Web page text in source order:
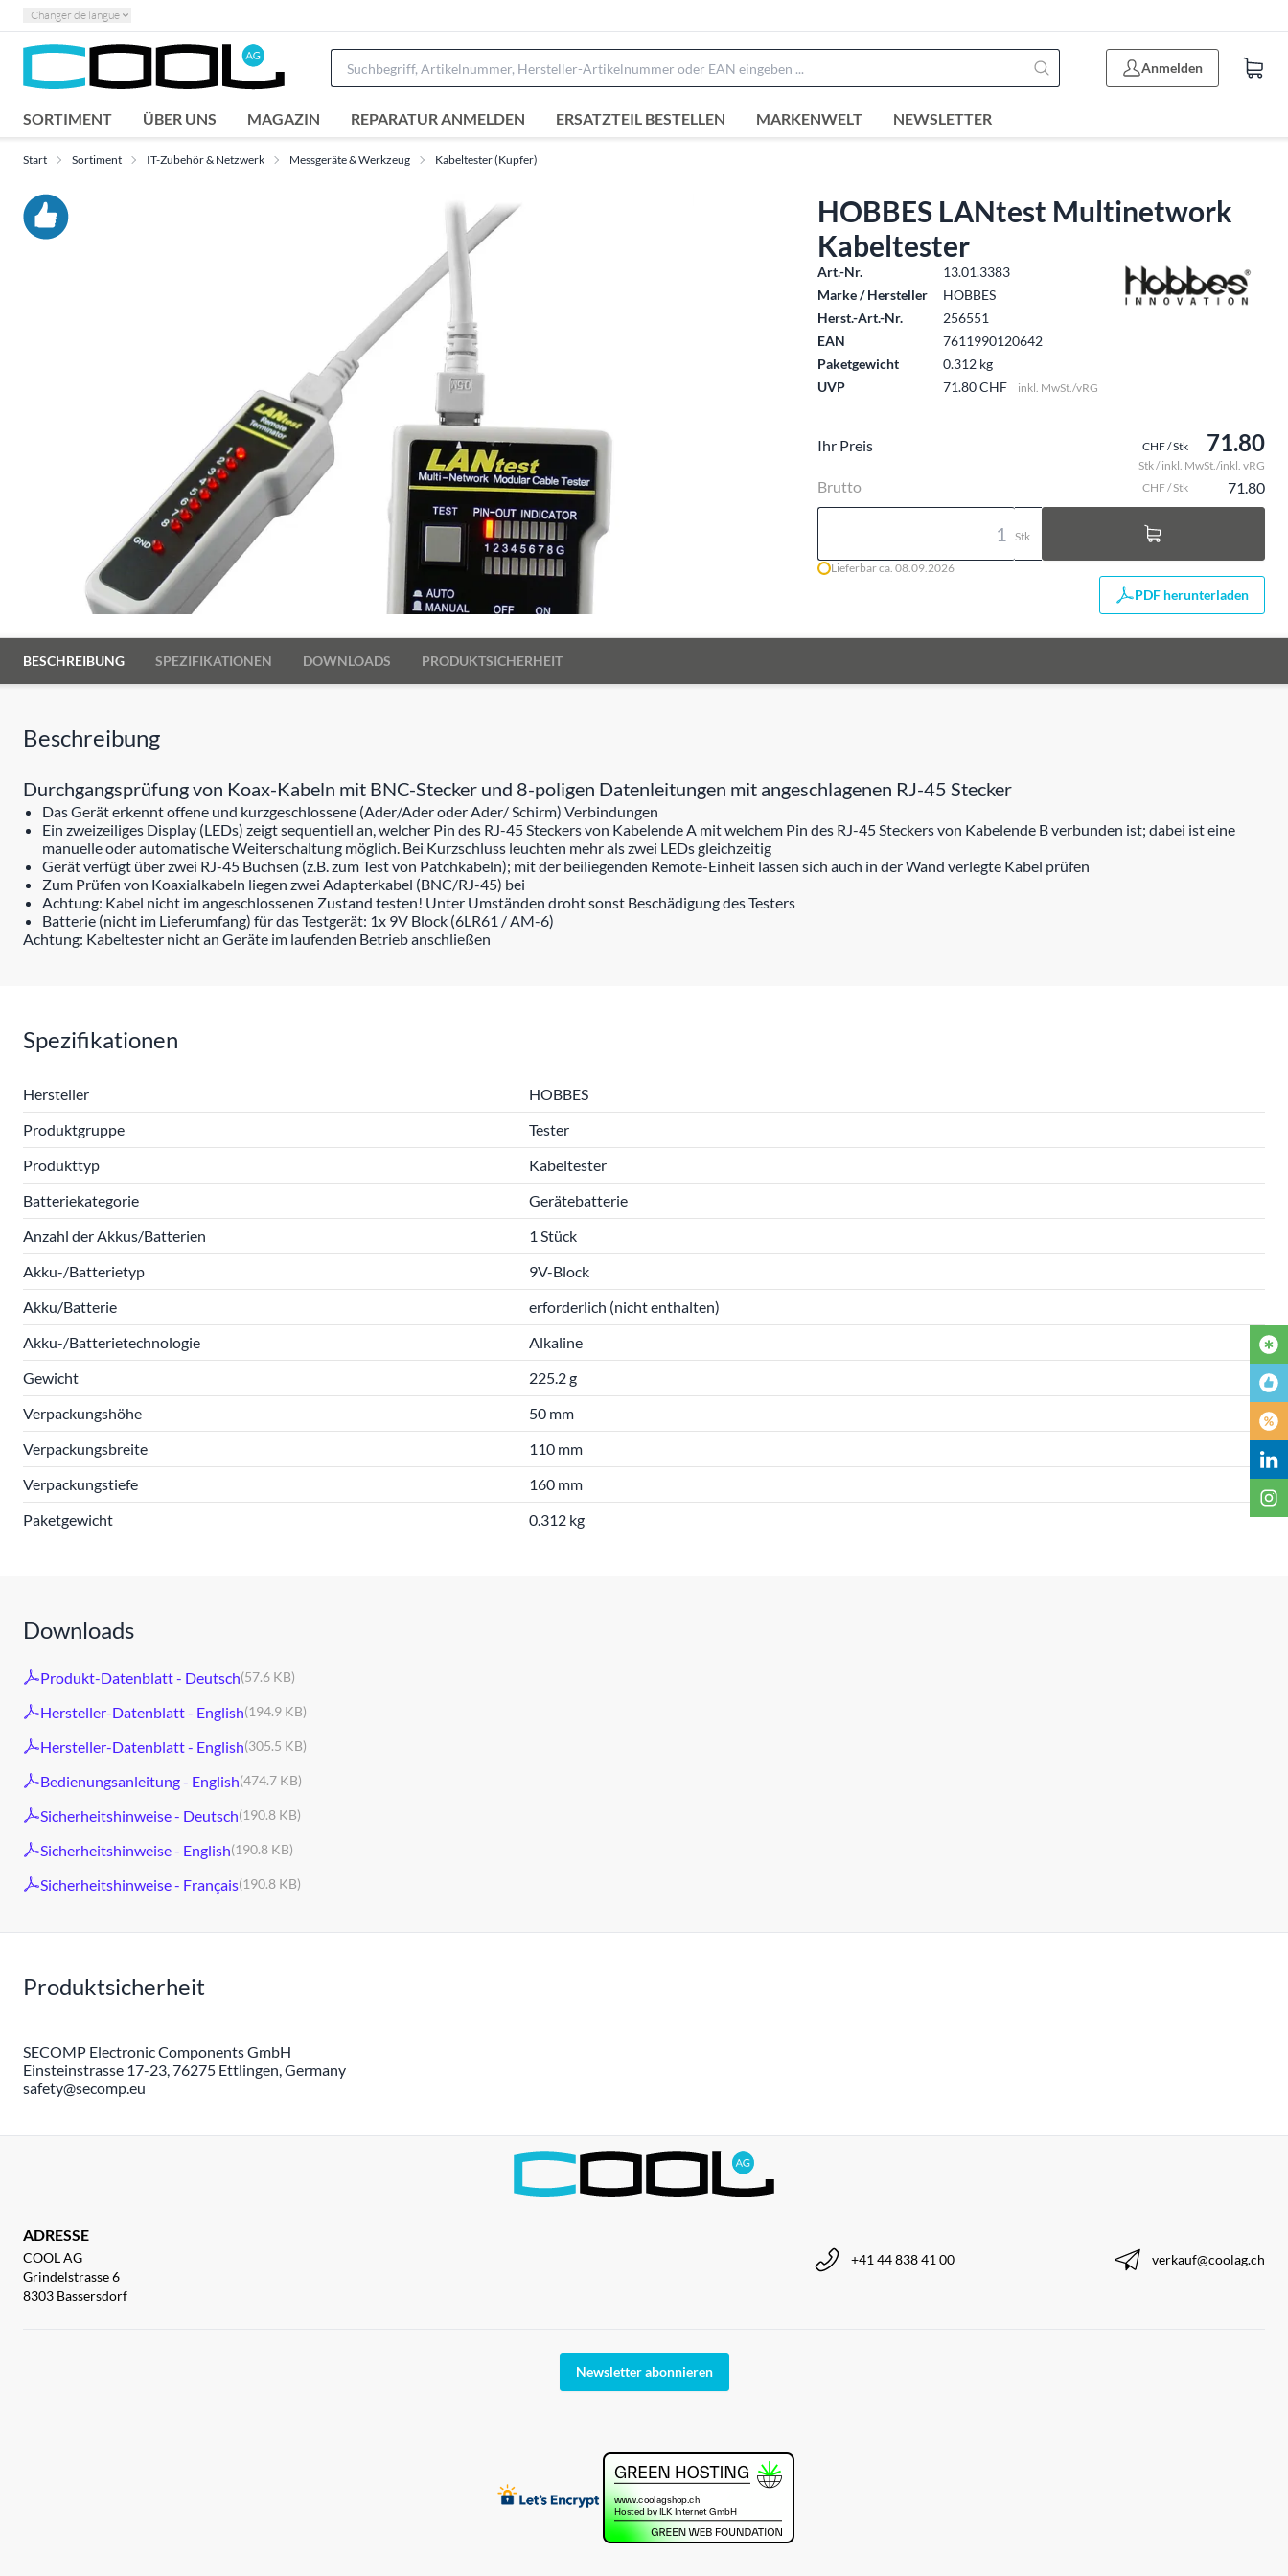
Changer de langue
Anmelden
SORTIMENT ÜBER UNS MAGAZIN REPARATUR ANMELDEN ERSATZTEIL BESTELLEN MARKENWELT NEWSLETTER
Start Sortiment IT-Zubehör & Netzwerk Messgeräte & Werkzeug Kabeltester (Kupfer)
HOBBES LANtest Multinetwork
Kabeltester
Art.-Nr.
13.01.3383
Marke / Hersteller
HOBBES
Herst.-Art.-Nr.
256551
EAN
7611990120642
Paketgewicht
0.312 kg
UVP
71.80 CHF inkl. MwSt./vRG
Ihr Preis CHF / Stk 71.80
Stk / inkl. MwSt./inkl. vRG
Brutto CHF / Stk 71.80
Stk
Lieferbar ca. 08.09.2026
PDF herunterladen
BESCHREIBUNG SPEZIFIKATIONEN DOWNLOADS PRODUKTSICHERHEIT
Beschreibung
Durchgangsprüfung von Koax-Kabeln mit BNC-Stecker und 8-poligen Datenleitungen mit angeschlagenen RJ-45 Stecker
Das Gerät erkennt offene und kurzgeschlossene (Ader/Ader oder Ader/ Schirm) Verbindungen
Ein zweizeiliges Display (LEDs) zeigt sequentiell an, welcher Pin des RJ-45 Steckers von Kabelende A mit welchem Pin des RJ-45 Steckers von Kabelende B verbunden ist; dabei ist eine
manuelle oder automatische Weiterschaltung möglich. Bei Kurzschluss leuchten mehr als zwei LEDs gleichzeitig
Gerät verfügt über zwei RJ-45 Buchsen (z.B. zum Test von Patchkabeln); mit der beiliegenden Remote-Einheit lassen sich auch in der Wand verlegte Kabel prüfen
Zum Prüfen von Koaxialkabeln liegen zwei Adapterkabel (BNC/RJ-45) bei
Achtung: Kabel nicht im angeschlossenen Zustand testen! Unter Umständen droht sonst Beschädigung des Testers
Batterie (nicht im Lieferumfang) für das Testgerät: 1x 9V Block (6LR61 / AM-6)
Achtung: Kabeltester nicht an Geräte im laufenden Betrieb anschließen
Spezifikationen
Hersteller
HOBBES
Produktgruppe
Tester
Produkttyp
Kabeltester
Batteriekategorie
Gerätebatterie
Anzahl der Akkus/Batterien
1 Stück
Akku-/Batterietyp
9V-Block
Akku/Batterie
erforderlich (nicht enthalten)
Akku-/Batterietechnologie
Alkaline
Gewicht
225.2 g
Verpackungshöhe
50 mm
Verpackungsbreite
110 mm
Verpackungstiefe
160 mm
Paketgewicht
0.312 kg
Downloads
Produkt-Datenblatt - Deutsch(57.6 KB)
Hersteller-Datenblatt - English(194.9 KB)
Hersteller-Datenblatt - English(305.5 KB)
Bedienungsanleitung - English(474.7 KB)
Sicherheitshinweise - Deutsch(190.8 KB)
Sicherheitshinweise - English(190.8 KB)
Sicherheitshinweise - Français(190.8 KB)
Produktsicherheit
SECOMP Electronic Components GmbH
Einsteinstrasse 17-23, 76275 Ettlingen, Germany
safety@secomp.eu
ADRESSE
COOL AG
Grindelstrasse 6
8303 Bassersdorf
+41 44 838 41 00 verkauf@coolag.ch
Newsletter abonnieren